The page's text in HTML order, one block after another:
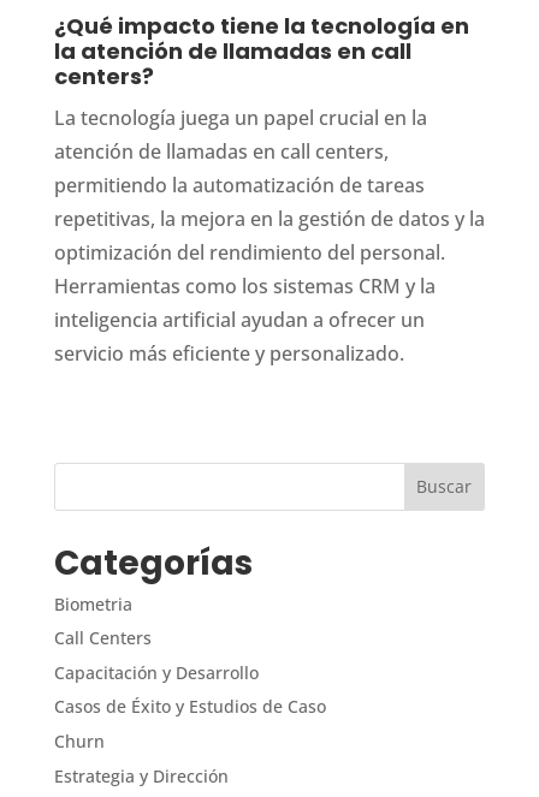
¿Qué impacto tiene la tecnología en
la atención de llamadas en call
centers?
La tecnología juega un papel crucial en la
atención de llamadas en call centers,
permitiendo la automatización de tareas
repetitivas, la mejora en la gestión de datos y la
optimización del rendimiento del personal.
Herramientas como los sistemas CRM y la
inteligencia artificial ayudan a ofrecer un
servicio más eficiente y personalizado.
Categorías
Biometria
Call Centers
Capacitación y Desarrollo
Casos de Éxito y Estudios de Caso
Churn
Estrategia y Dirección